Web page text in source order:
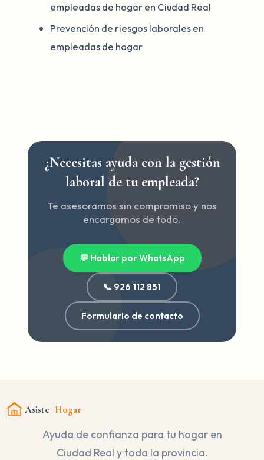
empleadas de hogar en Ciudad Real
Prevención de riesgos laborales en
empleadas de hogar
¿Necesitas ayuda con la gestión
laboral de tu empleada?
Te asesoramos sin compromiso y nos
encargamos de todo.
💬 Hablar por WhatsApp
📞 926 112 851
Formulario de contacto
Asiste Hogar
Ayuda de confianza para tu hogar en
Ciudad Real y toda la provincia.